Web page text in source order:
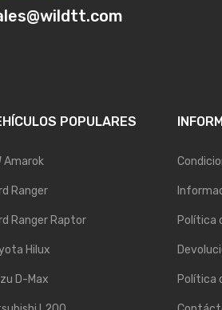
POPULARES
Amarok
Ranger
Ranger Raptor
Hilux
D-Max
Política
Política